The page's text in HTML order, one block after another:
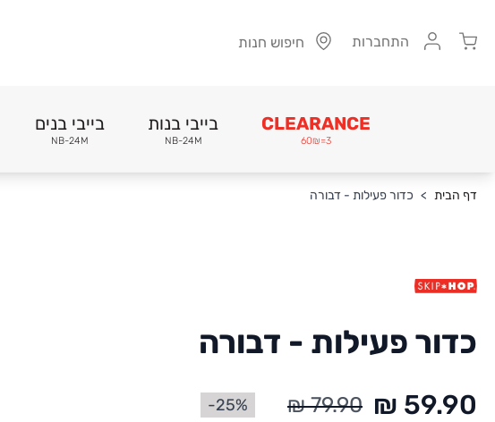
Cart התחברות חיפוש חנות
CLEARANCE
3=60₪
בייבי בנות
NB-24M
בייבי בנים
NB-24M
דף הבית > כדור פעילות - דבורה
כדור פעילות - דבורה
25%-